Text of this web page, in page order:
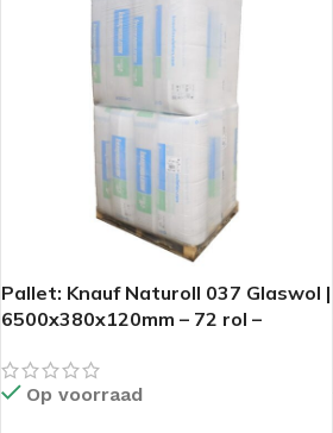
Pallet: Knauf Naturoll 037 Glaswol |
6500x380x120mm – 72 rol –
Op voorraad